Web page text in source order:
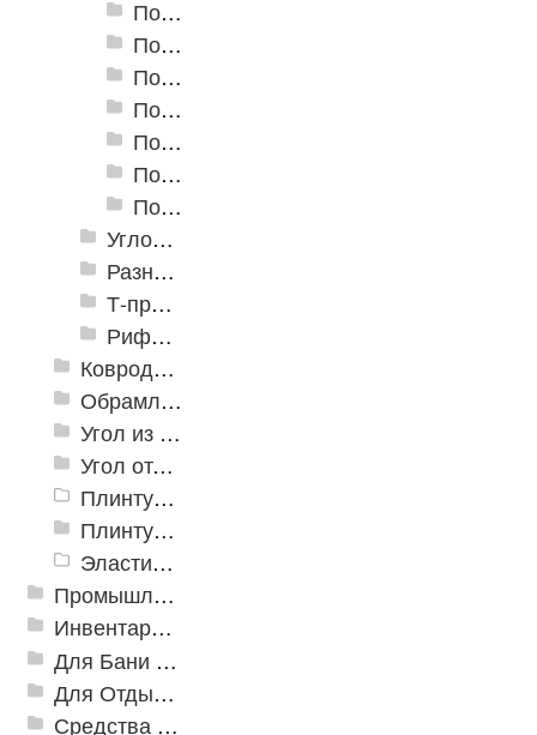
Пороги алюминиевые А-30 30х5 мм (открытый крепеж)
Пороги алюминиевые А-39 39х5,4 мм (открытый крепеж)
Пороги алюминиевые А-45 45х4,4 мм (открытый крепеж)
Пороги алюминиевые B-1 30х4,2 мм (скрытый крепеж)
Пороги алюминиевые B-2 37х4,4 мм (скрытый крепеж)
Пороги алюминиевые B-4 41х6-13 мм (скрытый крепеж)
Пороги алюминиевые B-5 80х4,6 мм (скрытый крепеж)
Угловые алюминиевые пороги
Разноуровневые алюминиевые профили
Т-профиль
Рифленые алюминиевые листы и углы квинтет
Ковродержатели
Обрамление
Угол из ПВХ
Угол отделочный арочный
Плинтус для столешниц
Плинтусы «KronPlast»
Эластичный напольно-стыковочный профиль Cezar
Промышленный текстиль
Инвентарь для клининга
Для Бани и Сауны
Для Отдыха и Пикника
Средства от насекомых и садовых вредителей